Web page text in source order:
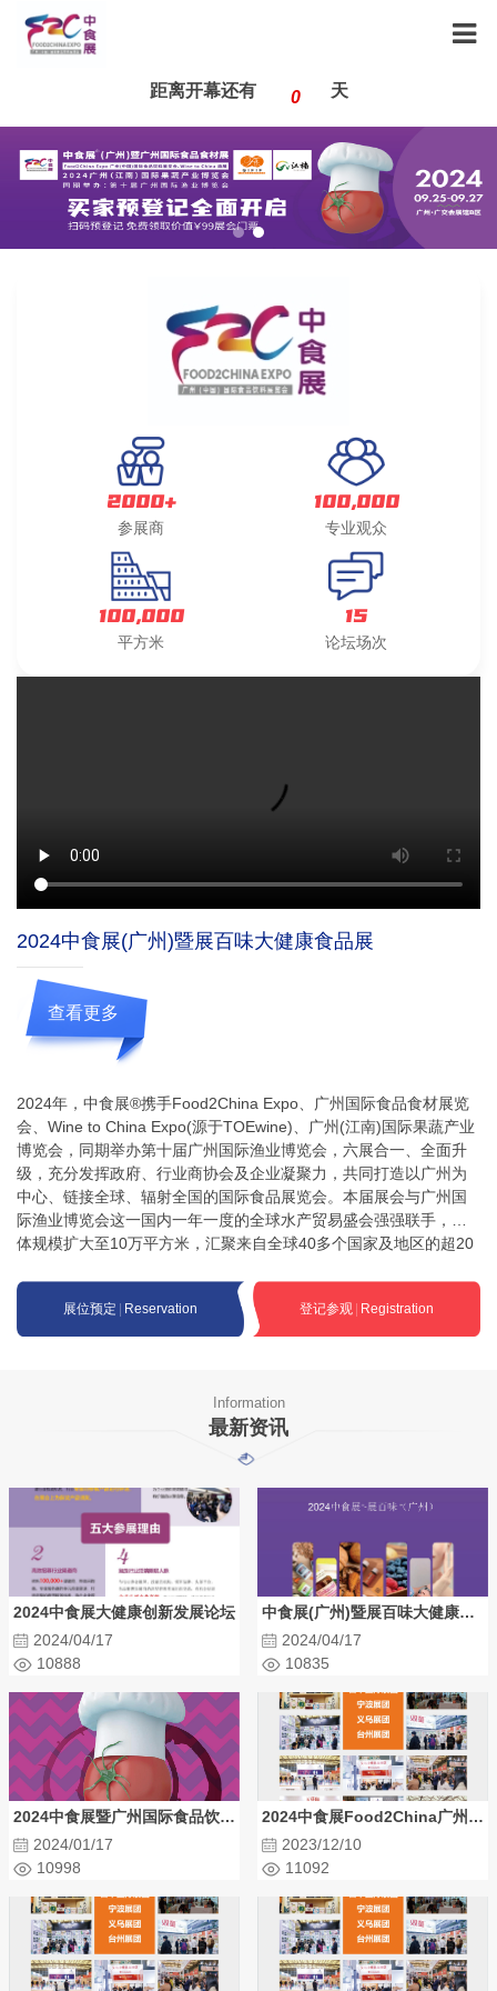
距离开幕还有 0 天
2000+
参展商
100,000
专业观众
100,000
平方米
15
论坛场次
2024中食展(广州)暨展百味大健康食品展
查看更多
2024年，中食展®携手Food2China Expo、广州国际食品食材展览
会、Wine to China Expo(源于TOEwine)、广州(江南)国际果蔬产业
博览会，同期举办第十届广州国际渔业博览会，六展合一、全面升
级，充分发挥政府、行业商协会及企业凝聚力，共同打造以广州为
中心、链接全球、辐射全国的国际食品展览会。本届展会与广州国
际渔业博览会这一国内一年一度的全球水产贸易盛会强强联手，整
体规模扩大至10万平方米，汇聚来自全球40多个国家及地区的超20
升展商的参展效益和品牌推广效率。展会与权威机构强强联手，以
最大化资源整合的方式，充分发挥中央事业单位(商业发展中心)、广
州市贸促会等各省市地方政府机构的影响力，广州江南果蔬批发市
星域展览集团、广州环球搏毅展览公司的专业展览经验。 商业发展
中心—国务院国资委主管的国家正局级中央事业单位，拥有中食展
商标品牌，聚合了庞大的食品饮料行业协会资源。由中心主办的“中
为具有全球影响力的食品贸易盛会，也是食品行业全品类、高质
量、新产品发布与交易的首选平台，更是缔造企业品牌形象、捕捉
业内前沿动向、构建深度人脉资源的年度盛会。 广州市贸促会&广
州国际商会—具有覆盖全国的贸促机构资源和强大的社会影响力。
自2012年起主办的广州国际食品食材展览会累积吸引来自数十个国
家的展团展商，被誉为华南地区国际化程度最高的食品食材展览
会，是国内外食品食材融汇交流、贸易对接的一流平台。 广东省进
口食品协会—中国第一个省级进口食品协会，会员涵盖进口食品行
挥联系国内外政府、商务机构、行业资源优势，为展会带来世界各
地食品饮料及酒类的最新产品和前沿资讯。 星域世展展览（广州）
有限公司—作为新加坡最大展览公司星域国际展览集团的中国合资
公司，拥有近二十年国内外办展经验，结合星域展览全球商业网
络，将为展会带来更丰富国际资源和专业展览组织体验。 广州江楠
农业(集团)发展有限公司—中国农产品流通领域最具实力的品牌企
业，具有覆盖全球果蔬资源和强大的社会影响力，拥有全国乃至东
南亚果菜销量最大的批发市场——广州江南果菜批发市场，是中国
果蔬行业的风向标。 广州环球搏毅展览有限公司—承办9届广州国际
渔业博览会，是全球渔业企业、水产品加工企业、贸易商开拓市场
的最佳平台。
展位预定 Reservation 登记参观 Registration
Information
最新资讯
2024中食展大健康创新发展论坛
2024/04/17
10888
中食展(广州)暨展百味大健康食品展
2024/04/17
10835
2024中食展暨广州国际食品饮料及食品食材展
2024/01/17
10998
2024中食展Food2China广州进口食品饮料展
2023/12/10
11092